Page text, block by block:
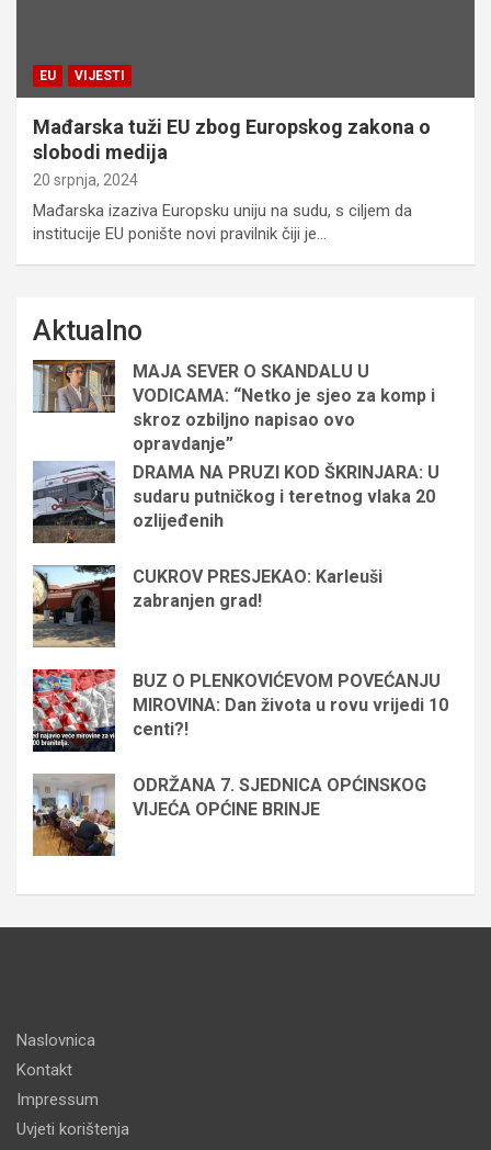
EU VIJESTI
Mađarska tuži EU zbog Europskog zakona o
slobodi medija
20 srpnja, 2024
Mađarska izaziva Europsku uniju na sudu, s ciljem da
institucije EU ponište novi pravilnik čiji je…
Aktualno
MAJA SEVER O SKANDALU U
VODICAMA: “Netko je sjeo za komp i
skroz ozbiljno napisao ovo
opravdanje”
DRAMA NA PRUZI KOD ŠKRINJARA: U
sudaru putničkog i teretnog vlaka 20
ozlijeđenih
CUKROV PRESJEKAO: Karleuši
zabranjen grad!
BUZ O PLENKOVIĆEVOM POVEĆANJU
MIROVINA: Dan života u rovu vrijedi 10
centi?!
ODRŽANA 7. SJEDNICA OPĆINSKOG
VIJEĆA OPĆINE BRINJE
Naslovnica
Kontakt
Impressum
Uvjeti korištenja